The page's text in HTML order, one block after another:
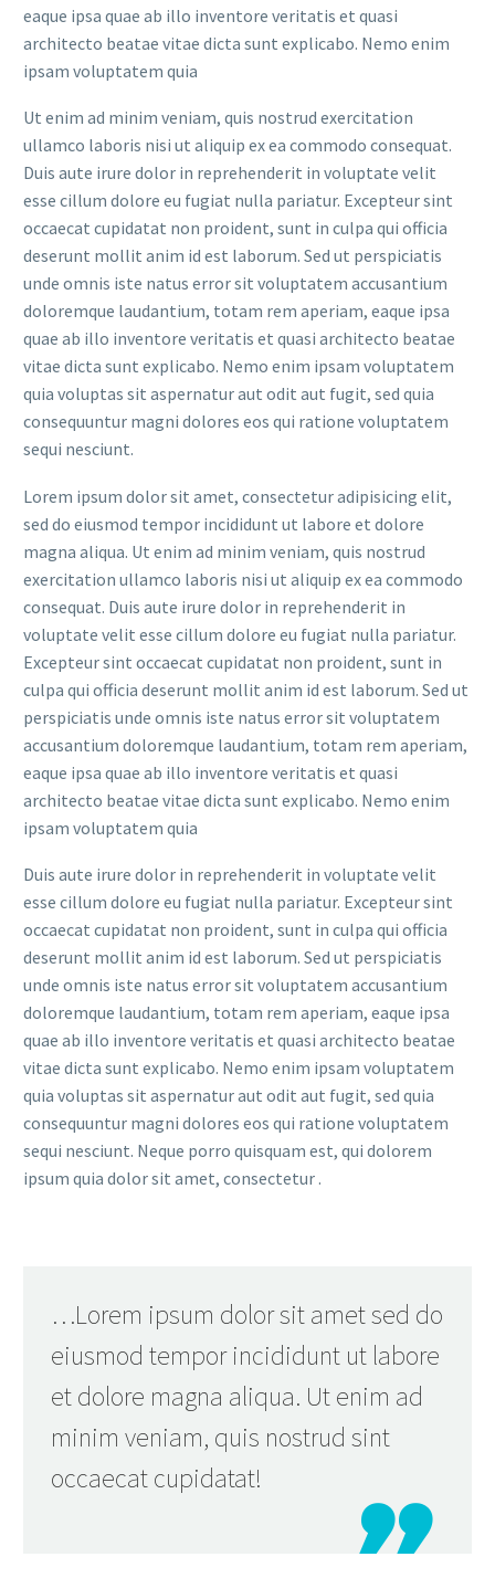
eaque ipsa quae ab illo inventore veritatis et quasi
architecto beatae vitae dicta sunt explicabo. Nemo enim
ipsam voluptatem quia
Ut enim ad minim veniam, quis nostrud exercitation
ullamco laboris nisi ut aliquip ex ea commodo consequat.
Duis aute irure dolor in reprehenderit in voluptate velit
esse cillum dolore eu fugiat nulla pariatur. Excepteur sint
occaecat cupidatat non proident, sunt in culpa qui officia
deserunt mollit anim id est laborum. Sed ut perspiciatis
unde omnis iste natus error sit voluptatem accusantium
doloremque laudantium, totam rem aperiam, eaque ipsa
quae ab illo inventore veritatis et quasi architecto beatae
vitae dicta sunt explicabo. Nemo enim ipsam voluptatem
quia voluptas sit aspernatur aut odit aut fugit, sed quia
consequuntur magni dolores eos qui ratione voluptatem
sequi nesciunt.
Lorem ipsum dolor sit amet, consectetur adipisicing elit,
sed do eiusmod tempor incididunt ut labore et dolore
magna aliqua. Ut enim ad minim veniam, quis nostrud
exercitation ullamco laboris nisi ut aliquip ex ea commodo
consequat. Duis aute irure dolor in reprehenderit in
voluptate velit esse cillum dolore eu fugiat nulla pariatur.
Excepteur sint occaecat cupidatat non proident, sunt in
culpa qui officia deserunt mollit anim id est laborum. Sed ut
perspiciatis unde omnis iste natus error sit voluptatem
accusantium doloremque laudantium, totam rem aperiam,
eaque ipsa quae ab illo inventore veritatis et quasi
architecto beatae vitae dicta sunt explicabo. Nemo enim
ipsam voluptatem quia
Duis aute irure dolor in reprehenderit in voluptate velit
esse cillum dolore eu fugiat nulla pariatur. Excepteur sint
occaecat cupidatat non proident, sunt in culpa qui officia
deserunt mollit anim id est laborum. Sed ut perspiciatis
unde omnis iste natus error sit voluptatem accusantium
doloremque laudantium, totam rem aperiam, eaque ipsa
quae ab illo inventore veritatis et quasi architecto beatae
vitae dicta sunt explicabo. Nemo enim ipsam voluptatem
quia voluptas sit aspernatur aut odit aut fugit, sed quia
consequuntur magni dolores eos qui ratione voluptatem
sequi nesciunt. Neque porro quisquam est, qui dolorem
ipsum quia dolor sit amet, consectetur .
…Lorem ipsum dolor sit amet sed do
eiusmod tempor incididunt ut labore
et dolore magna aliqua. Ut enim ad
minim veniam, quis nostrud sint
occaecat cupidatat!
